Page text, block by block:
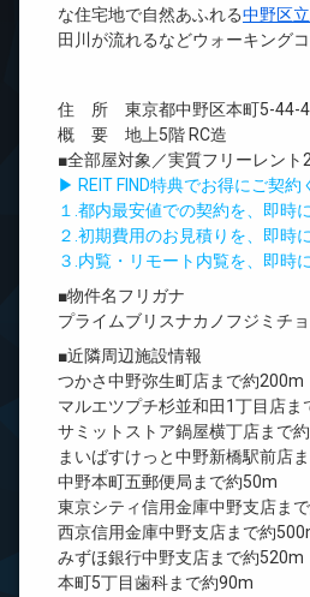
な住宅地で自然あふれる中野区
田川が流れるなどウォーキング
住 所 東京都中野区本町5-44-4
概 要 地上5階 RC造
■全部屋対象／実質フリーレント
▶ REIT FIND特典でお得にご契約
１.都内最安値での契約を、即時
２.初期費用のお見積りを、即時
３.内覧・リモート内覧を、即時
■物件名フリガナ
プライムブリスナカノフジミチ
■近隣周辺施設情報
つかさ中野弥生町店まで約200m
マルエツプチ杉並和田1丁目店ま
サミットストア鍋屋横丁店まで
まいばすけっと中野新橋駅前店
中野本町五郵便局まで約50m
東京シティ信用金庫中野支店ま
西京信用金庫中野支店まで約
みずほ銀行中野支店まで約520m
本町5丁目歯科まで約90m